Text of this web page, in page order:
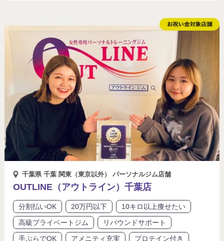
千葉県 千葉 関東（東京以外） パーソナルジム店舗
OUTLINE（アウトライン）千葉店
分割払いOK 20万円以下
10キロ以上痩せたい
高級プライベートジム
リバウンドサポート
手ぶらでOK
アメニティ充実
プロテイン付き